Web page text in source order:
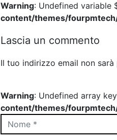
Warning: Undefined variable
content/themes/
Lascia un commento
Il tuo indirizzo email non
Warning: Undefined array
content/themes/